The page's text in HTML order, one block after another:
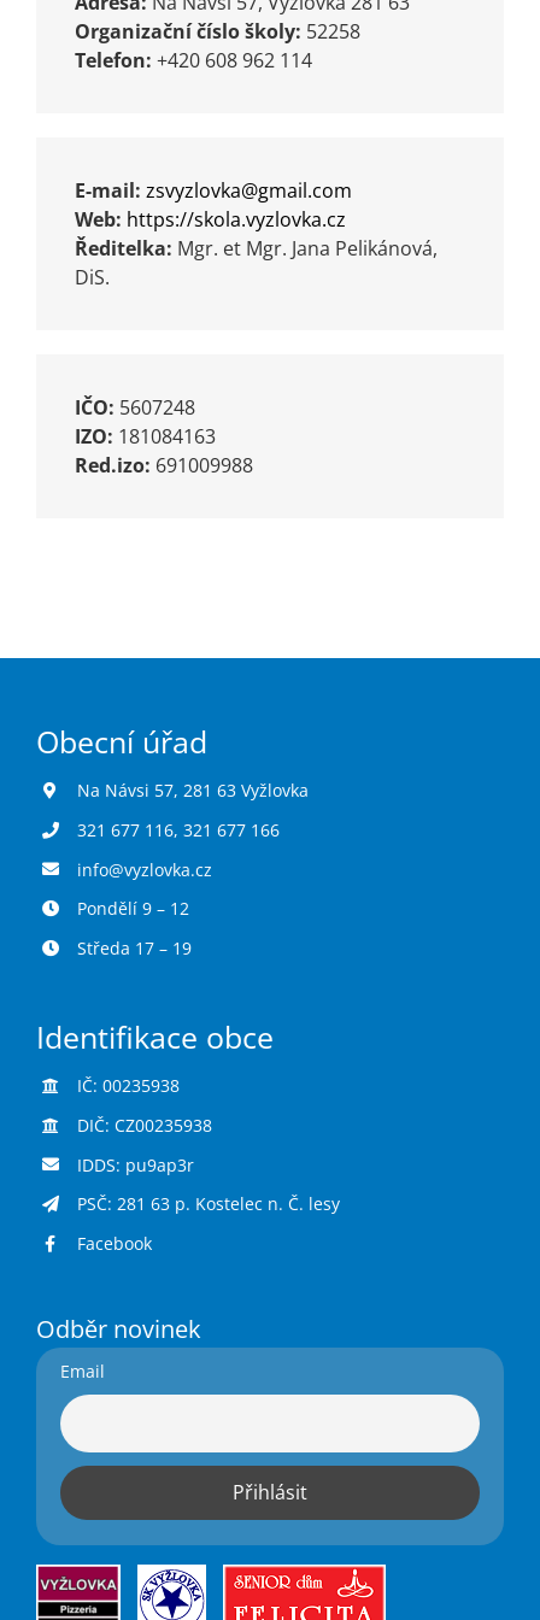
Turistika
Kontakty
Organizační číslo školy: 52258
Telefon: +420 608 962 114
E-mail: zsvyzlovka@gmail.com
Web: https://skola.vyzlovka.cz
Ředitelka: Mgr. et Mgr. Jana Pelikánová,
DiS.
IČO: 5607248
IZO: 181084163
Red.izo: 691009988
Obecní úřad
Na Návsi 57, 281 63 Vyžlovka
321 677 116, 321 677 166
info@vyzlovka.cz
Pondělí 9 – 12
Středa 17 – 19
Identifikace obce
IČ: 00235938
DIČ: CZ00235938
IDDS: pu9ap3r
PSČ: 281 63 p. Kostelec n. Č. lesy
Facebook
Odběr novinek
Email